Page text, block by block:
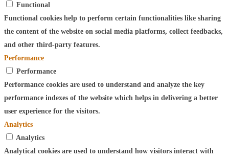
Functional
Functional cookies help to perform certain functionalities like sharing
the content of the website on social media platforms, collect feedbacks,
and other third-party features.
Performance
Performance
Performance cookies are used to understand and analyze the key
performance indexes of the website which helps in delivering a better
user experience for the visitors.
Analytics
Analytics
Analytical cookies are used to understand how visitors interact with